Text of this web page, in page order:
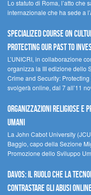
Lo statuto di Roma, l’atto che
internazionale che ha sede a
Specialized Course on
Protecting our Past to
L’UNICRI, in collaborazione
organizza la III edizione dello
Crime and Security:
svolgerà online, dal 7 all’11
Organizzazioni religiose e
umani
La John Cabot University
Baggio, capo della Sezione
Promozione dello Sviluppo
Davos: il ruolo che la
contrastare gli abusi